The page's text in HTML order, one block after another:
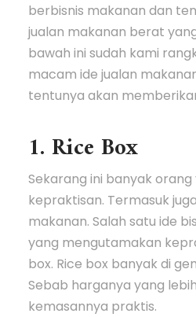
berbisnis makanan dan
jualan makanan berat
bawah ini sudah kami
macam ide jualan
tentunya akan
1. Rice Box
Sekarang ini banyak
kepraktisan. Termasuk
makanan. Salah satu ide
yang mengutamakan
box. Rice box banyak di
Sebab harganya yang
kemasannya praktis.